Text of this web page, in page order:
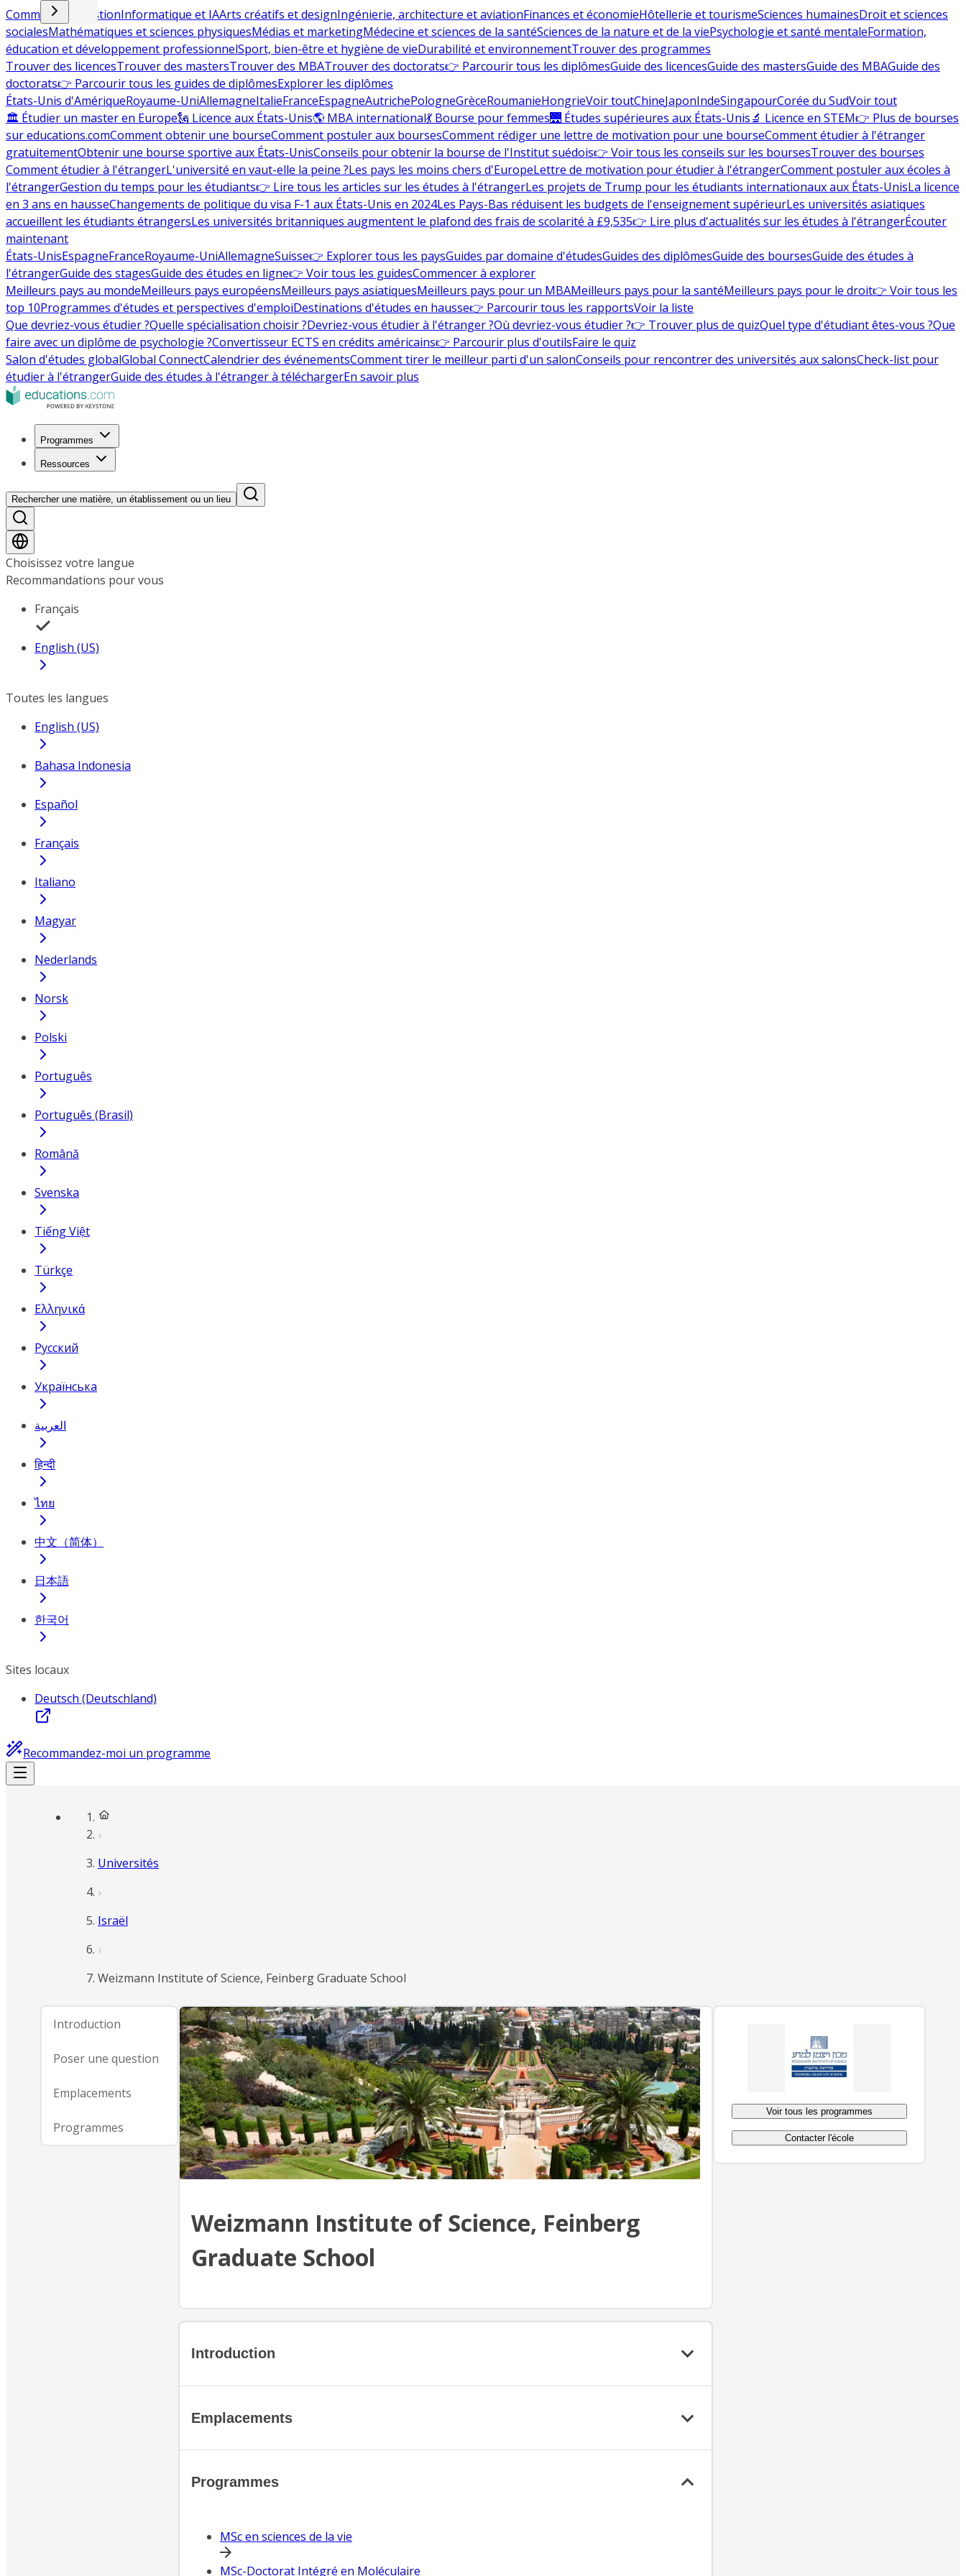
Commerce et gestionInformatique et IAArts créatifs et designIngénierie, architecture et aviationFinances et économieHôtellerie et tourismeSciences humainesDroit et sciences
socialesMathématiques et sciences physiquesMédias et marketingMédecine et sciences de la santéSciences de la nature et de la viePsychologie et santé mentaleFormation,
éducation et développement professionnelSport, bien-être et hygiène de vieDurabilité et environnementTrouver des programmes
Trouver des licencesTrouver des mastersTrouver des MBATrouver des doctorats👉 Parcourir tous les diplômesGuide des licencesGuide des mastersGuide des MBAGuide des
doctorats👉 Parcourir tous les guides de diplômesExplorer les diplômes
États-Unis d'AmériqueRoyaume-UniAllemagneItalieFranceEspagneAutrichePologneGrèceRoumanieHongrieVoir toutChineJaponIndeSingapourCorée du SudVoir tout
🏛 Étudier un master en Europe🗽 Licence aux États-Unis🌎 MBA international💃 Bourse pour femmes🌉 Études supérieures aux États-Unis🔬 Licence en STEM👉 Plus de bourses
sur educations.comComment obtenir une bourseComment postuler aux boursesComment rédiger une lettre de motivation pour une bourseComment étudier à l'étranger
gratuitementObtenir une bourse sportive aux États-UnisConseils pour obtenir la bourse de l'Institut suédois👉 Voir tous les conseils sur les boursesTrouver des bourses
Comment étudier à l'étrangerL'université en vaut-elle la peine ?Les pays les moins chers d'EuropeLettre de motivation pour étudier à l'étrangerComment postuler aux écoles à
l'étrangerGestion du temps pour les étudiants👉 Lire tous les articles sur les études à l'étrangerLes projets de Trump pour les étudiants internationaux aux États-UnisLa licence
en 3 ans en hausseChangements de politique du visa F-1 aux États-Unis en 2024Les Pays-Bas réduisent les budgets de l'enseignement supérieurLes universités asiatiques
accueillent les étudiants étrangersLes universités britanniques augmentent le plafond des frais de scolarité à £9,535👉 Lire plus d'actualités sur les études à l'étrangerÉcouter
maintenant
États-UnisEspagneFranceRoyaume-UniAllemagneSuisse👉 Explorer tous les paysGuides par domaine d'étudesGuides des diplômesGuide des boursesGuide des études à
l'étrangerGuide des stagesGuide des études en ligne👉 Voir tous les guidesCommencer à explorer
Meilleurs pays au mondeMeilleurs pays européensMeilleurs pays asiatiquesMeilleurs pays pour un MBAMeilleurs pays pour la santéMeilleurs pays pour le droit👉 Voir tous les
top 10Programmes d'études et perspectives d'emploiDestinations d'études en hausse👉 Parcourir tous les rapportsVoir la liste
Que devriez-vous étudier ?Quelle spécialisation choisir ?Devriez-vous étudier à l'étranger ?Où devriez-vous étudier ?👉 Trouver plus de quizQuel type d'étudiant êtes-vous ?Que
faire avec un diplôme de psychologie ?Convertisseur ECTS en crédits américains👉 Parcourir plus d'outilsFaire le quiz
Salon d'études globalGlobal ConnectCalendrier des événementsComment tirer le meilleur parti d'un salonConseils pour rencontrer des universités aux salonsCheck-list pour
étudier à l'étrangerGuide des études à l'étranger à téléchargerEn savoir plus
Programmes
Ressources
Rechercher une matière, un établissement ou un lieu
Choisissez votre langue
Recommandations pour vous
Français
English (US)
Toutes les langues
English (US)
Bahasa Indonesia
Español
Français
Italiano
Magyar
Nederlands
Norsk
Polski
Português
Português (Brasil)
Română
Svenska
Tiếng Việt
Türkçe
Ελληνικά
Русский
Українська
العربية
हिन्दी
ไทย
中文（简体）
日本語
한국어
Sites locaux
Deutsch (Deutschland)
Recommandez-moi un programme
Universités
Israël
Weizmann Institute of Science, Feinberg Graduate School
Introduction
Poser une question
Emplacements
Programmes
Weizmann Institute of Science, Feinberg
Graduate School
Introduction
Emplacements
Programmes
MSc en sciences de la vie
MSc-Doctorat Intégré en Moléculaire
Voir tous les programmes
Contacter l'école